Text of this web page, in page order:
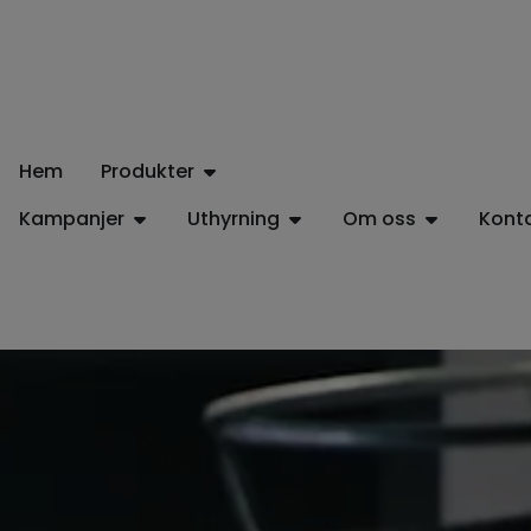
Hem
Produkter
Kampanjer
Uthyrning Om oss